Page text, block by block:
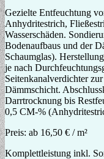
Gezielte Entfeuchtung
Anhydritestrich,
Wasserschäden.
Bodenaufbaus und der
Schaumglas).
je nach
Seitenkanalverdichter
Dämmschicht.
Darrtrocknung bis
0,5 CM-%
Preis: ab 16,50 € / m²
Komplettleistung inkl.